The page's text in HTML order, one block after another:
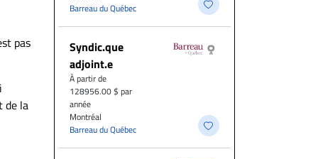
pas
de la
Barreau du Québec
Syndic.que
adjoint.e
À partir de
128956.00 $ par
année
Montréal
Barreau du Québec